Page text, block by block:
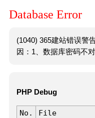
Database Error
(1040) 365建站错误警
因：1、数据库密码不
PHP Debug
No. File